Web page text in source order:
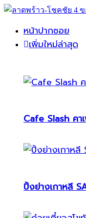
หน้าปากซอย
เพิ่มใหม่ล่าสุด
Cafe Slash คา
ปิ้งย่างเกาหลี